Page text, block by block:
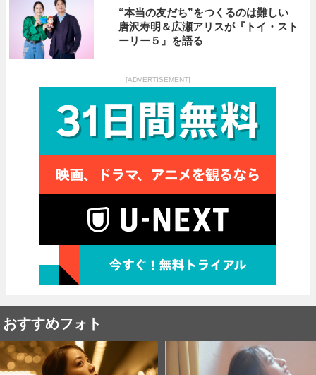
“本当の友だち”をつくるのは難しい
唐沢寿明＆広瀬アリスが『トイ・スト
ーリー５』を語る
[ADVERTISEMENT]
おすすめフォト